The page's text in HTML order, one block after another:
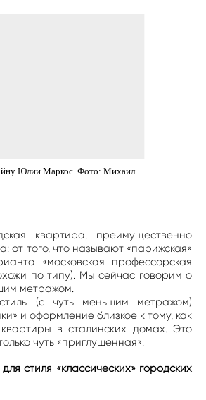
Юлии Маркос. Фото: Михаил
квартира, преимущественно
от того, что называют «парижская»
«московская профессорская
по типу). Мы сейчас говорим о
метражом.
(с чуть меньшим метражом)
и оформление близкое к тому, как
в сталинских домах. Это
чуть «приглушенная».
стиля «классических» городских